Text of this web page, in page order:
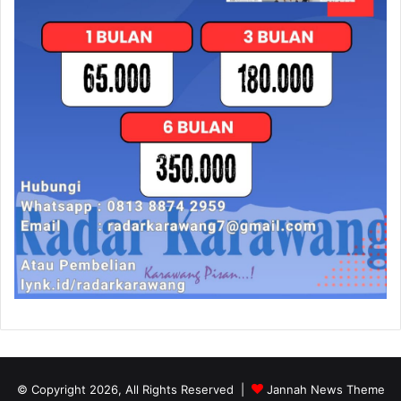
© Copyright 2026, All Rights Reserved | Jannah News Theme